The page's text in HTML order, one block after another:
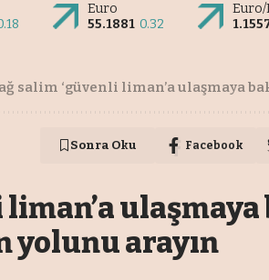
Euro
55.1881 0.32
salim ‘güvenli liman’a ulaşmaya bakın,
Sonra Oku Facebook
liman’a
yolunu arayın